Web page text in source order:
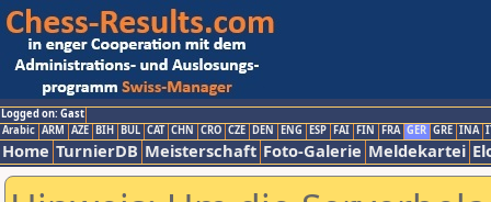
Logged on: Gast
Arabic ARM AZE BIH BUL CAT CHN CRO CZE DEN ENG ESP FAI FIN FRA GER GRE INA
Home TurnierDB Meisterschaft Foto-Galerie Meldekartei